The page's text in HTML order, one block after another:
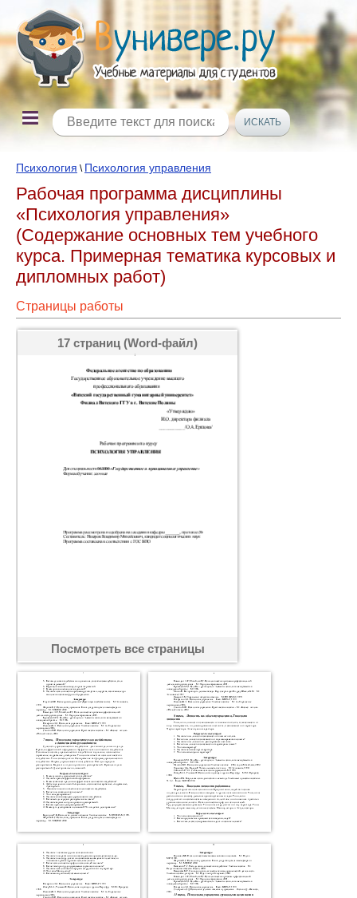
Психология \ Психология управления
Рабочая программа дисциплины
«Психология управления»
(Содержание основных тем учебного
курса. Примерная тематика курсовых и
дипломных работ)
Страницы работы
17 страниц (Word-файл)
Посмотреть все страницы